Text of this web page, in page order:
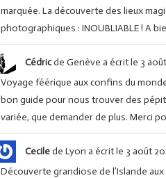
marquée. La découverte des lieux
photographiques : INOUBLIABLE ! A
Cédricde Genève a écrit le 3
Voyage féérique aux confins du
bon guide pour nous trouver des
variée, que demander de plus. Merci
Cecilede Lyon a écrit le 3 août
Découverte grandiose de l’Islande